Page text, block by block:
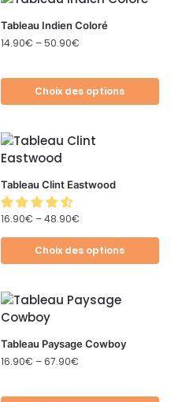
Tableau Indien Coloré
14.90€ –50.90€
Choix des options
Tableau Clint Eastwood
16.90€ –48.90€
Choix des options
Tableau Paysage Cowboy
16.90€ –67.90€